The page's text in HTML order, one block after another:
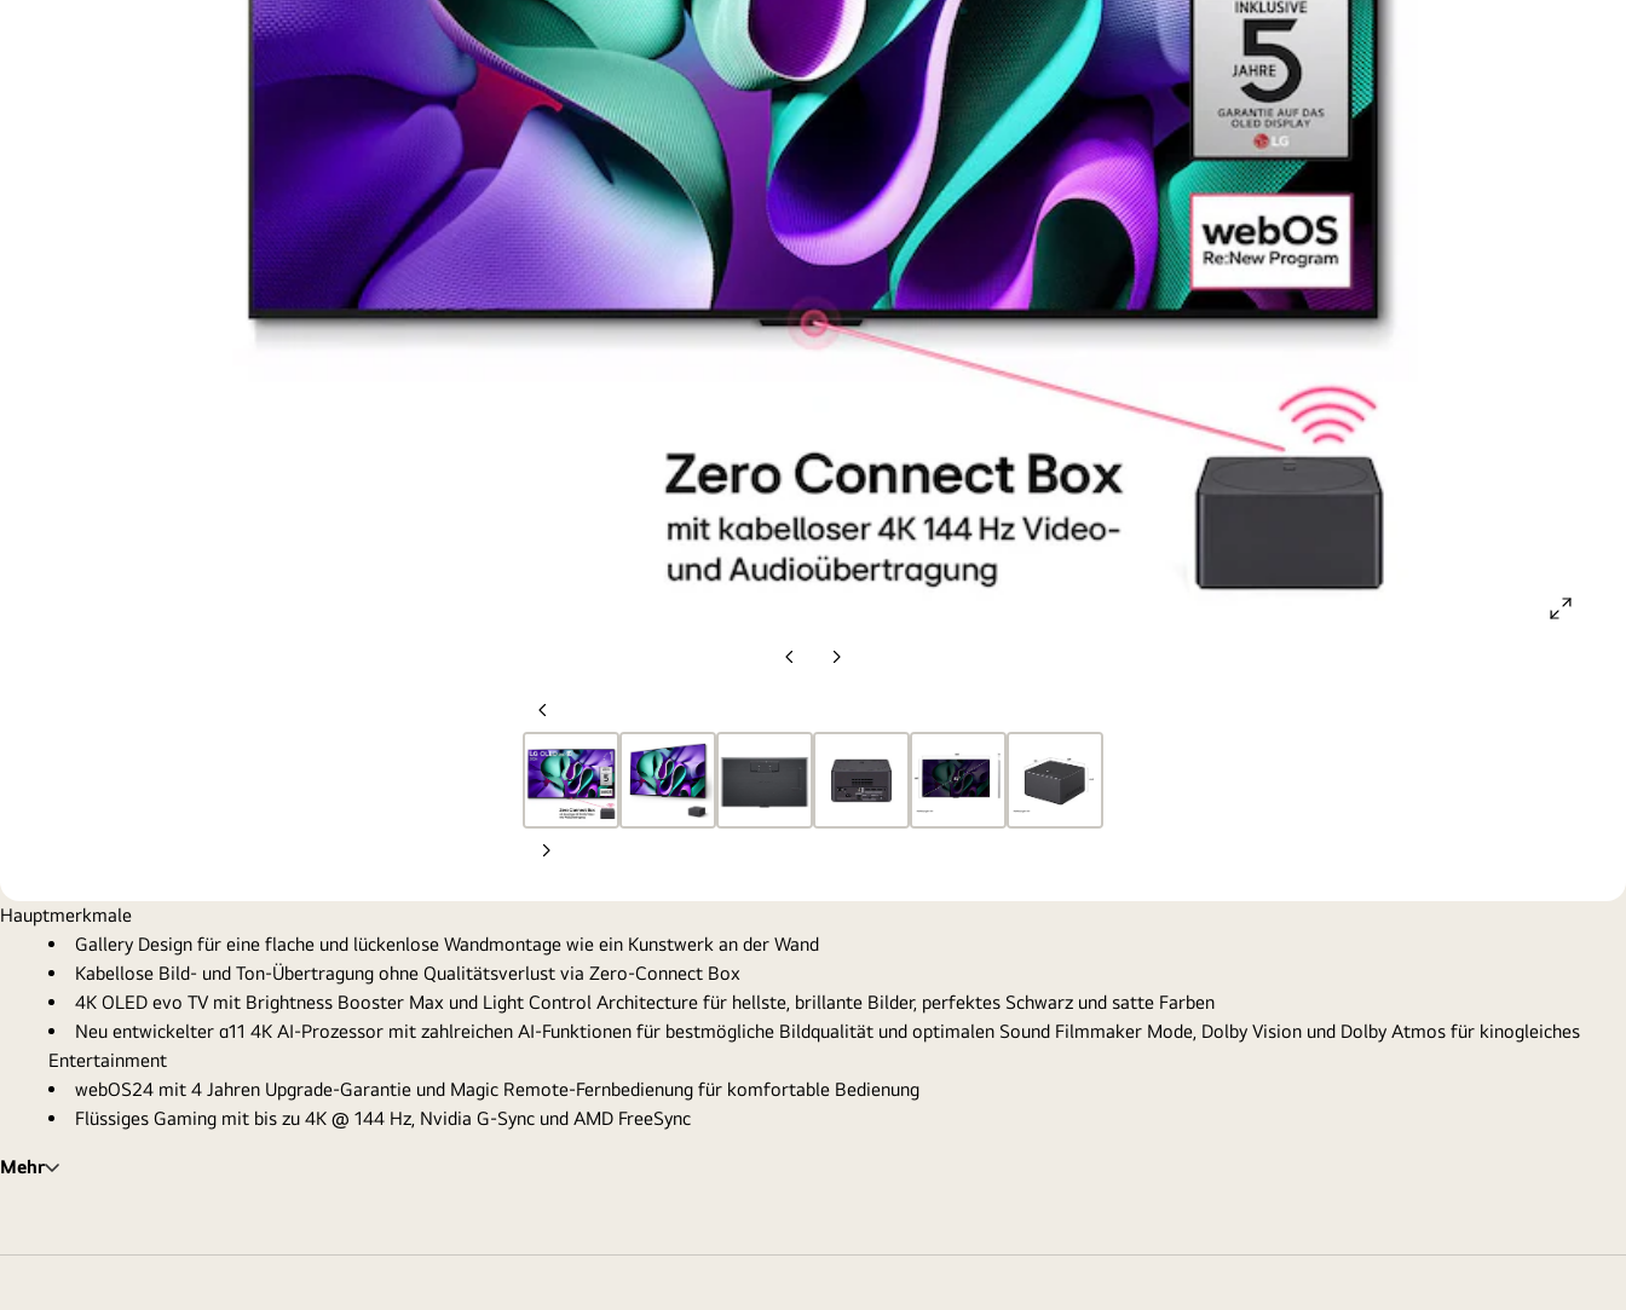
VorherigeNächste
Vorherige
Nächste
Hauptmerkmale
Gallery Design für eine flache und lückenlose Wandmontage wie ein Kunstwerk an der Wand
Kabellose Bild- und Ton-Übertragung ohne Qualitätsverlust via Zero-Connect Box
4K OLED evo TV mit Brightness Booster Max und Light Control Architecture für hellste, brillante Bilder, perfektes Schwarz und satte Farben
Neu entwickelter α11 4K AI-Prozessor mit zahlreichen AI-Funktionen für bestmögliche Bildqualität und optimalen Sound Filmmaker Mode, Dolby Vision und Dolby Atmos für kinogleiches
Entertainment
webOS24 mit 4 Jahren Upgrade-Garantie und Magic Remote-Fernbedienung für komfortable Bedienung
Flüssiges Gaming mit bis zu 4K @ 144 Hz, Nvidia G-Sync und AMD FreeSync
Mehr